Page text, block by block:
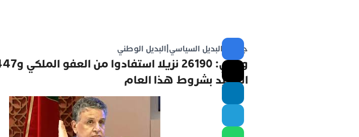
جريدة البديل السياسي البديل الوطني
المقيد بشروط هذا العام